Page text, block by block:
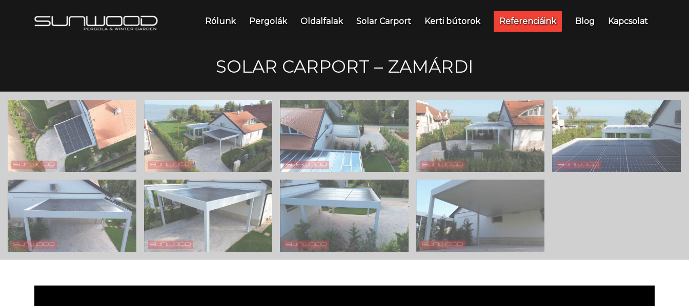
Rólunk Pergolák Oldalfalak Solar Carport Kerti bútorok Referenciáink Blog Kapcsolat
SOLAR CARPORT – ZAMÁRDI